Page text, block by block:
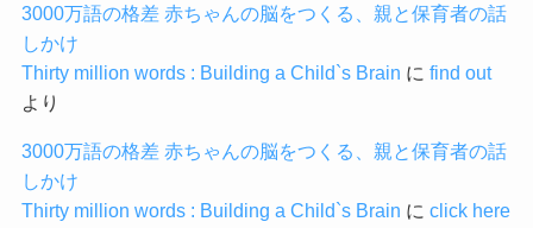
3000万語の格差 赤ちゃんの脳をつくる、親と保育者の話
しかけ
Thirty million words : Building a Child`s Brain に find out
より
3000万語の格差 赤ちゃんの脳をつくる、親と保育者の話
しかけ
Thirty million words : Building a Child`s Brain に click here